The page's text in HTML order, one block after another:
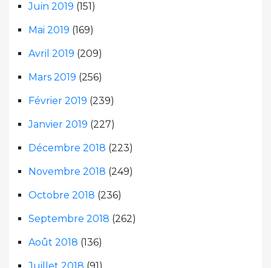
Juin 2019 (151)
Mai 2019 (169)
Avril 2019 (209)
Mars 2019 (256)
Février 2019 (239)
Janvier 2019 (227)
Décembre 2018 (223)
Novembre 2018 (249)
Octobre 2018 (236)
Septembre 2018 (262)
Août 2018 (136)